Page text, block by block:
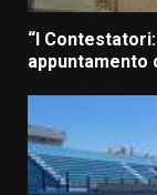
“I
appuntamento